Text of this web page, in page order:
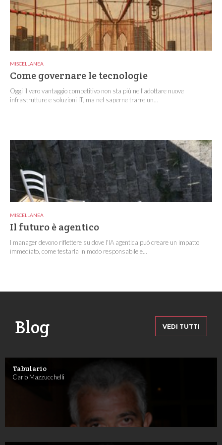
MISCELLANEA
Come governare le tecnologie
Oggi il vero vantaggio competitivo non sta più nell'adottare nuove
infrastrutture e soluzioni IT, ma nel saperne trarre un...
MISCELLANEA
Il futuro è agentico
I manager devono riflettere su dove l'IA agentica può creare un impatto
immediato, come testarla in modo responsabile e...
Blog VEDI TUTTI
Tabulario
Carlo Mazzucchelli